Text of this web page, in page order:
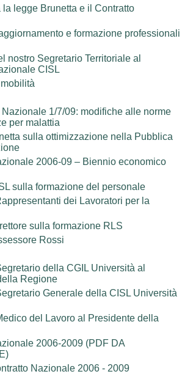
la legge Brunetta e il Contratto
e formazione professionali
nostro Segretario Territoriale al
CISL
1/7/09: modifiche alle norme
per malattia
sulla ottimizzazione nella Pubblica
2006-09 – Biennio economico
sulla formazione del personale
dei Lavoratori per la
sulla formazione RLS
Rossi
della CGIL Università al
Regione
Generale della CISL Università
del Lavoro al Presidente della
2006-2009 (PDF DA
Nazionale 2006 - 2009